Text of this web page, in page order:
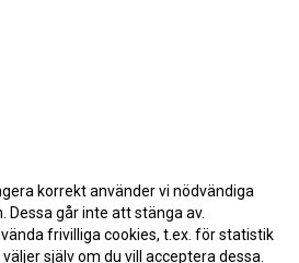
korrekt använder vi nödvändiga
går inte att stänga av.
frivilliga cookies, t.ex. för statistik
själv om du vill acceptera dessa.